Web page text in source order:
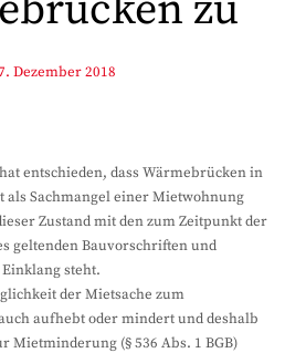
Dezember 2018
entschieden, dass Wärmebrücken in
als Sachmangel einer Mietwohnung
Zustand mit den zum Zeitpunkt der
geltenden Bauvorschriften und
steht.
der Mietsache zum
aufhebt oder mindert und deshalb
Mietminderung (§ 536 Abs. 1 BGB)